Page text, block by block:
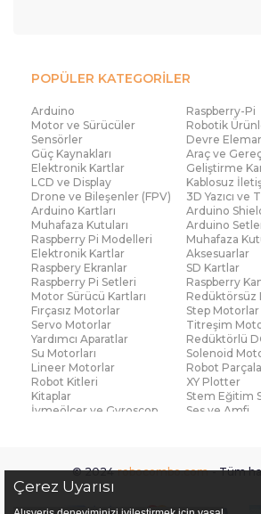
POPÜLER KATEGORİLER
Arduino
Raspberry-Pi
Motor ve Sürücüler
Robotik
Sensörler
Devre
Güç Kaynakları
Araç ve
Elektronik Kartlar
Geliştirme
LCD ve Display
Kablosuz
Drone ve Bileşenler (FPV)
3D Yazıcı ve
Arduino Kartları
Arduino
Muhafaza Kutuları
Arduino
Raspberry Pi Modelleri
Muhafaza
Elektronik Kartlar
Aksesuarlar
Raspbery Ekranlar
SD Kartlar
Raspberry Pi Setleri
Raspberry
Motor Sürücü Kartları
Redüktörsüz
Fırçasız Motorlar
Step Motorlar
Servo Motorlar
Titreşim
Yardımcı Aparatlar
Redüktörlü
Su Motorları
Solenoid
Lineer Motorlar
Robot
Robot Kitleri
XY Plotter
Kitaplar
Stem Eğitim
İvmeölçer ve Gyroscop
Ses ve Amfi
Voltaj ve Akım
Titreşim
Basınç ve Kuvvet
Manyetik ve Hall Effect
Mesafe, Çizgi ve Hareket
Sıcaklık ve
© 2024 robocombo.com - Tüm
Çerez Uyarısı